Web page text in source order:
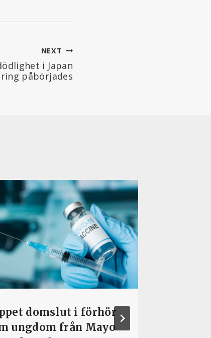
NEXT
i Japan
påbörjades
domslut i förhör
ungdom från Mayo